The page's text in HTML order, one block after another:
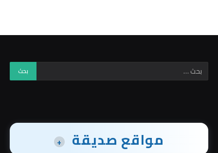
مواقع صديقة +